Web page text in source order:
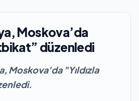
Moskova’da
düzenledi
Moskova'da "Yıldızla